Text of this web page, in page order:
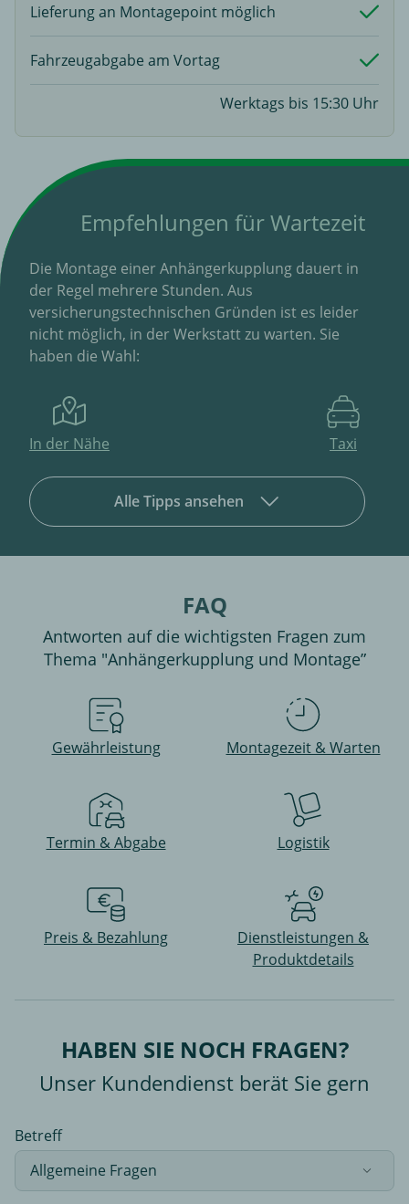
Lieferung an Montagepoint möglich
Fahrzeugabgabe am Vortag
Werktags bis 15:30 Uhr
Empfehlungen für Wartezeit
Die Montage einer Anhängerkupplung dauert in
der Regel mehrere Stunden. Aus
versicherungstechnischen Gründen ist es leider
nicht möglich, in der Werkstatt zu warten. Sie
haben die Wahl:
In der Nähe Taxi
Alle Tipps ansehen
FAQ
Antworten auf die wichtigsten Fragen zum
Thema "Anhängerkupplung und Montage”
Gewährleistung Montagezeit & Warten
Termin & Abgabe Logistik
Preis & Bezahlung
Dienstleistungen &
Produktdetails
HABEN SIE NOCH FRAGEN?
Unser Kundendienst berät Sie gern
Betreff